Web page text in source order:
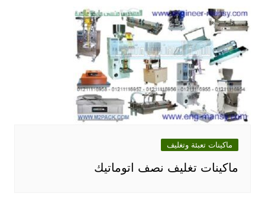
ماكينات تعبئة وتغليف
ماكينات تغليف نصف اتوماتيك